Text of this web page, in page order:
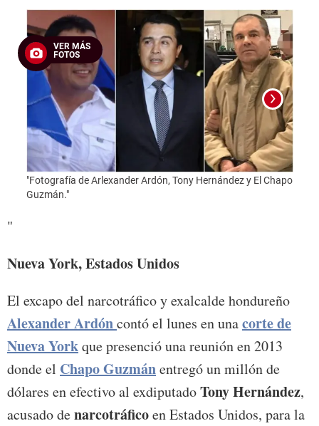
VER MÁS
FOTOS
"Fotografía de Arlexander Ardón, Tony Hernández y El Chapo
Guzmán."
"
Nueva York, Estados Unidos
El excapo del narcotráfico y exalcalde hondureño
Alexander Ardóncontó el lunes en unacorte de
Nueva Yorkque presenció una reunión en 2013
donde el Chapo Guzmánentregó un millón de
dólares en efectivo al exdiputadoTony Hernández,
acusado denarcotráficoen Estados Unidos, para la